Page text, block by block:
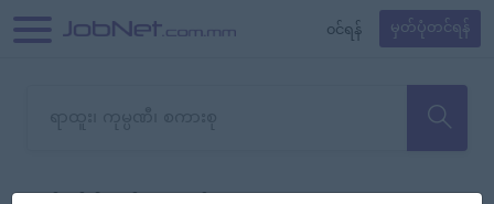
၀င်ရန် မှတ်ပုံတင်ရန်